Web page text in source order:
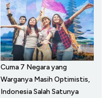
Cuma 7 Negara yang
Warganya Masih Optimistis,
Indonesia Salah Satunya